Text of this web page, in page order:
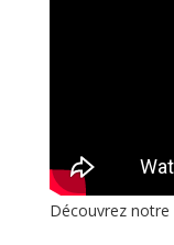
Découvrez notre